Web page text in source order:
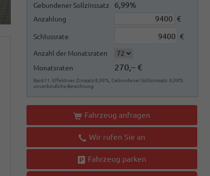
Gebundener Sollzinssatz 6,99%
Anzahlung €
Schlussrate €
Anzahl der Monatsraten
Monatsraten
270,– €
Bank11. Effektiver Zinssatz:6,99%, Gebundener Sollzinssatz: 6,99%
unverbindliche Berechnung
Fahrzeug anfragen
Wir rufen Sie an
Fahrzeug parken